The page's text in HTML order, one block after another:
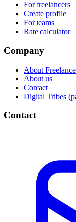
For freelancers
Create profile
For teams
Rate calculator
Company
About
About us
Contact
Digital Tribes
Contact